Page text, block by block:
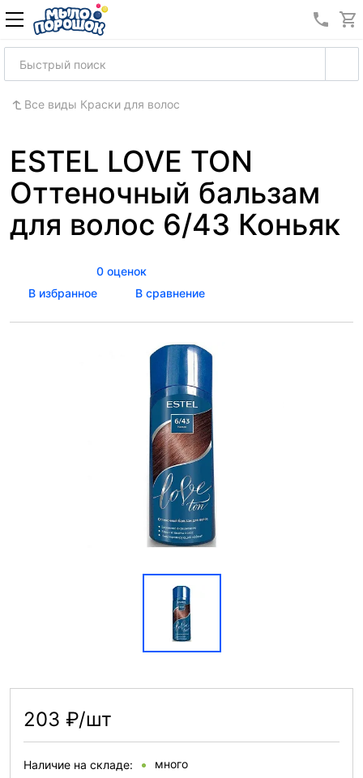
8
Все виды Краски для волос
ESTEL LOVE TON
Оттеночный бальзам
для волос 6/43 Коньяк
0 оценок
В избранное
В сравнение
203 ₽/шт
Наличие на складе: много